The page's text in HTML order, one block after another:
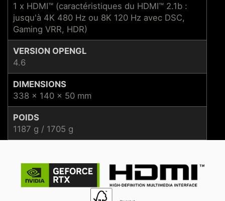
1 x HDMI™ (caractéristiques du HDMI™ 2.1b :
jusqu'à 4K 480 Hz ou 8K 120 Hz avec DSC,
Gaming VRR, HDR)
VERSION OPENGL
4.6
DIMENSIONS
338 x 140 x 50 mm
POIDS
1187 g / 1705 g